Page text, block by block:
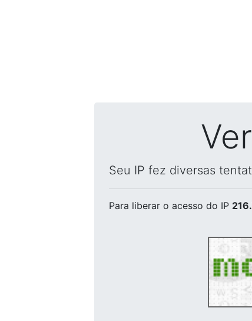
Seu IP fez diversas
Para liberar o acesso do IP